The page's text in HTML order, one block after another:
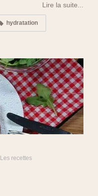
Lire la suite...
hydratation
Les recettes